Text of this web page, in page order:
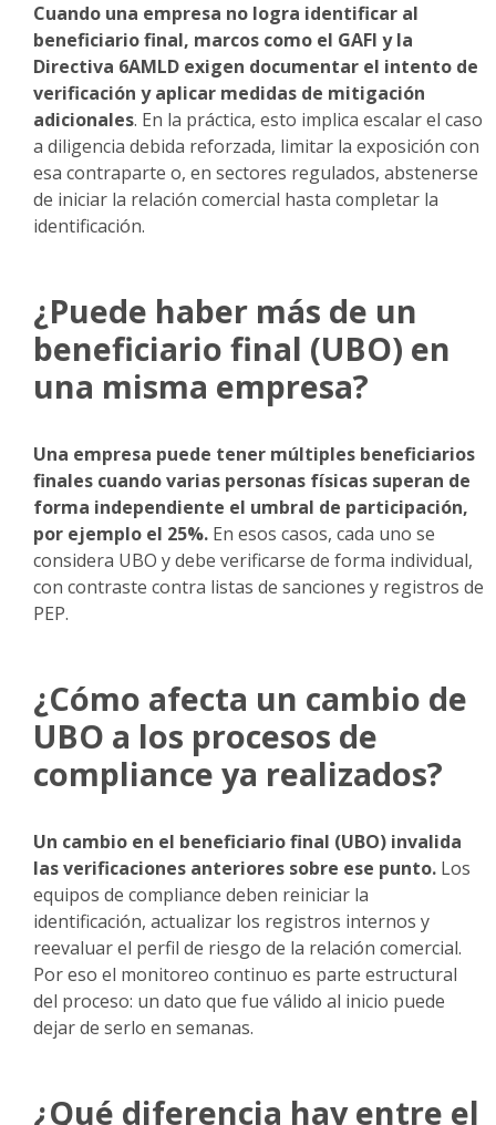
Cuando una empresa no logra identificar al
beneficiario final, marcos como el GAFI y la
Directiva 6AMLD exigen documentar el intento de
verificación y aplicar medidas de mitigación
adicionales. En la práctica, esto implica escalar el caso
a diligencia debida reforzada, limitar la exposición con
esa contraparte o, en sectores regulados, abstenerse
de iniciar la relación comercial hasta completar la
identificación.
¿Puede haber más de un
beneficiario final (UBO) en
una misma empresa?
Una empresa puede tener múltiples beneficiarios
finales cuando varias personas físicas superan de
forma independiente el umbral de participación,
por ejemplo el 25%. En esos casos, cada uno se
considera UBO y debe verificarse de forma individual,
con contraste contra listas de sanciones y registros de
PEP.
¿Cómo afecta un cambio de
UBO a los procesos de
compliance ya realizados?
Un cambio en el beneficiario final (UBO) invalida
las verificaciones anteriores sobre ese punto. Los
equipos de compliance deben reiniciar la
identificación, actualizar los registros internos y
reevaluar el perfil de riesgo de la relación comercial.
Por eso el monitoreo continuo es parte estructural
del proceso: un dato que fue válido al inicio puede
dejar de serlo en semanas.
¿Qué diferencia hay entre el